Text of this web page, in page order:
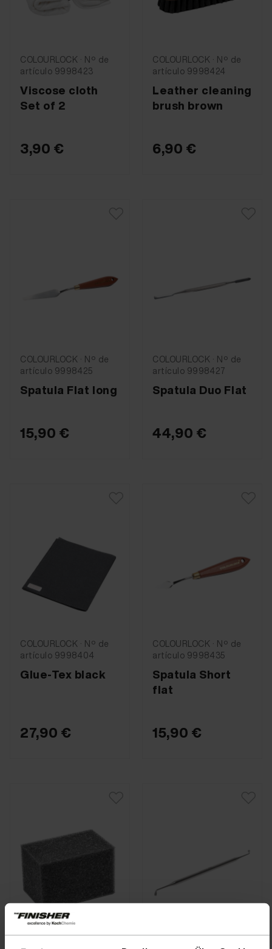
COLOURLOCK · Nº de
artículo 9998423
Viscose cloth
Set of 2
3,90 €
COLOURLOCK · Nº de
artículo 9998424
Leather cleaning
brush brown
6,90 €
COLOURLOCK · Nº de
artículo 9998425
Spatula Flat long
15,90 €
COLOURLOCK · Nº de
artículo 9998427
Spatula Duo Flat
44,90 €
COLOURLOCK · Nº de
artículo 9998404
Glue-Tex black
27,90 €
COLOURLOCK · Nº de
artículo 9998435
Spatula Short
flat
15,90 €